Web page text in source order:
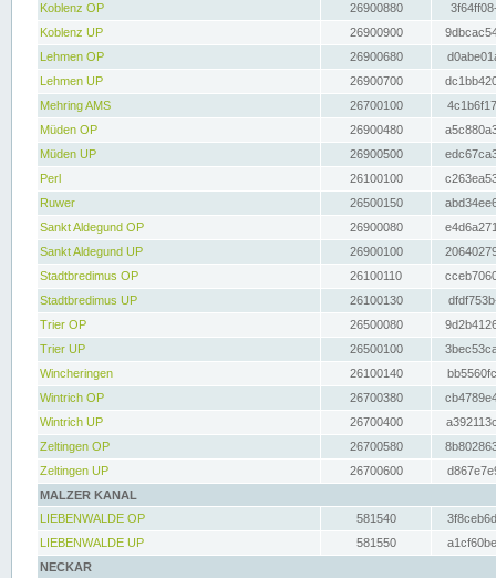
Koblenz OP
26900880
Koblenz UP
26900900
Lehmen OP
26900680
Lehmen UP
26900700
Mehring AMS
26700100
Müden OP
26900480
Müden UP
26900500
Perl
26100100
Ruwer
26500150
Sankt Aldegund OP
26900080
Sankt Aldegund UP
26900100
Stadtbredimus OP
26100110
Stadtbredimus UP
26100130
Trier OP
26500080
Trier UP
26500100
Wincheringen
26100140
Wintrich OP
26700380
Wintrich UP
26700400
Zeltingen OP
26700580
Zeltingen UP
26700600
MALZER KANAL
LIEBENWALDE OP
581540
LIEBENWALDE UP
581550
NECKAR